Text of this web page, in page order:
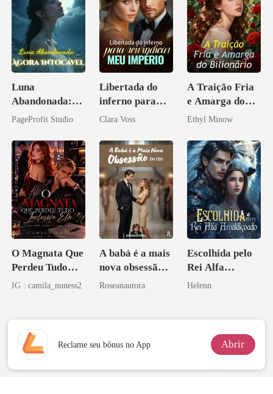
Luna
Abandonada:
Agora Intocável
PageProfit Studio
Libertada do
inferno para
reivindicar meu
Clara Voss
A Traição Fria
e Amarga do
Bilionário
Ethyl Minow
O Magnata Que
Perdeu Tudo
Inclusive Ela
IG : camila_nuness2
A babá é a mais
nova obsessão
do CEO
Roseanautora
Escolhida pelo
Rei Alfa
Amaldiçoado
Helenn
Reclame seu bônus no App Abrir